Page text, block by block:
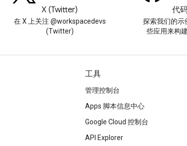
X (Twitter)
在 X 上关注 @workspacedevs
(Twitter)
代
探索我们的示
些应用来构
工具
管理控制台
Apps 脚本信息中心
Google Cloud 控制台
API Explorer